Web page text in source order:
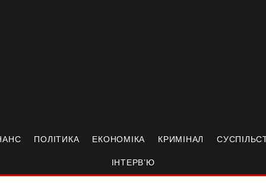
ПОЛІТИКА ЕКОНОМІКА КРИМІНАЛ
ІНТЕРВ’Ю